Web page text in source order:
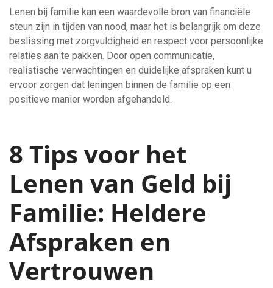
Lenen bij familie kan een waardevolle bron van financiële
steun zijn in tijden van nood, maar het is belangrijk om deze
beslissing met zorgvuldigheid en respect voor persoonlijke
relaties aan te pakken. Door open communicatie,
realistische verwachtingen en duidelijke afspraken kunt u
ervoor zorgen dat leningen binnen de familie op een
positieve manier worden afgehandeld.
8 Tips voor het
Lenen van Geld bij
Familie: Heldere
Afspraken en
Vertrouwen